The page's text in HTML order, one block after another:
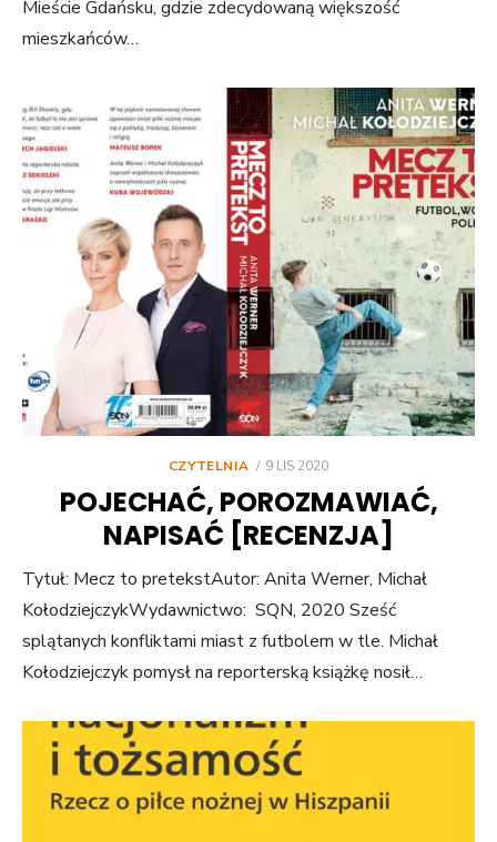
Mieście Gdańsku, gdzie zdecydowaną większość
mieszkańców…
CZYTELNIA
POSTED
9 LIS 2020
POJECHAĆ, POROZMAWIAĆ,
NAPISAĆ [RECENZJA]
Tytuł: Mecz to pretekstAutor: Anita Werner, Michał
KołodziejczykWydawnictwo: SQN, 2020 Sześć
splątanych konfliktami miast z futbolem w tle. Michał
Kołodziejczyk pomysł na reporterską książkę nosił…